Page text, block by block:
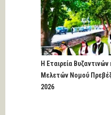
Η Εταιρεία
Μελετών Νομού
2026